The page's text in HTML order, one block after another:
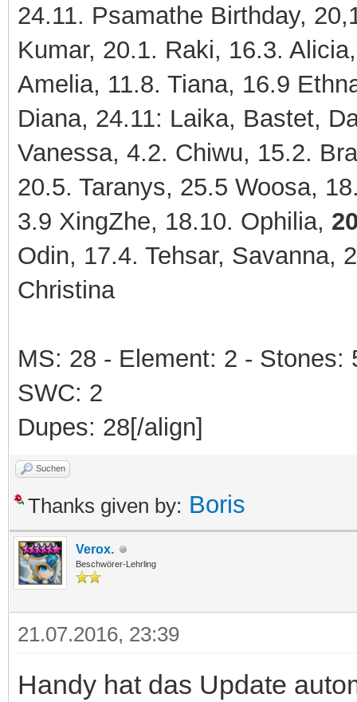
24.11. Psamathe Birthday,
Kumar, 20.1. Raki, 16.3.
Amelia, 11.8. Tiana, 16.9
Diana, 24.11: Laika, Bastet,
Vanessa, 4.2. Chiwu, 15.2.
20.5. Taranys, 25.5 Woosa,
3.9 XingZhe, 18.10. Ophilia,
Odin, 17.4. Tehsar, Savanna,
Christina
MS: 28 - Element: 2 -
SWC: 2
Dupes: 28[/align]
Suchen
Thanks given by: Boris
Verox.
Beschwörer-Lehrling
21.07.2016, 23:39
Handy hat das Update